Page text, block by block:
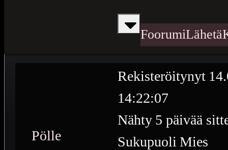
FoorumiLähetä
Pölle
Rekisteröitynyt
14:22:07
Nähty 5 päivää
Sukupuoli Mies